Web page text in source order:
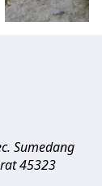
Sumedang
45323